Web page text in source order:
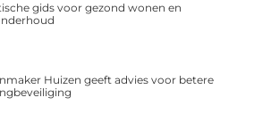
gids voor gezond wonen en
Huizen geeft advies voor betere